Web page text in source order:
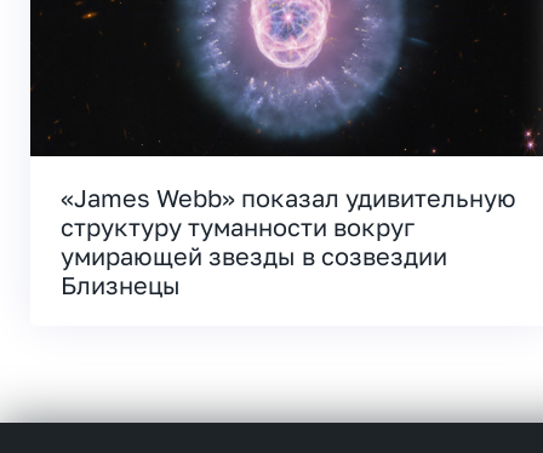
«James Webb» показал удивительную
структуру туманности вокруг
умирающей звезды в созвездии
Близнецы